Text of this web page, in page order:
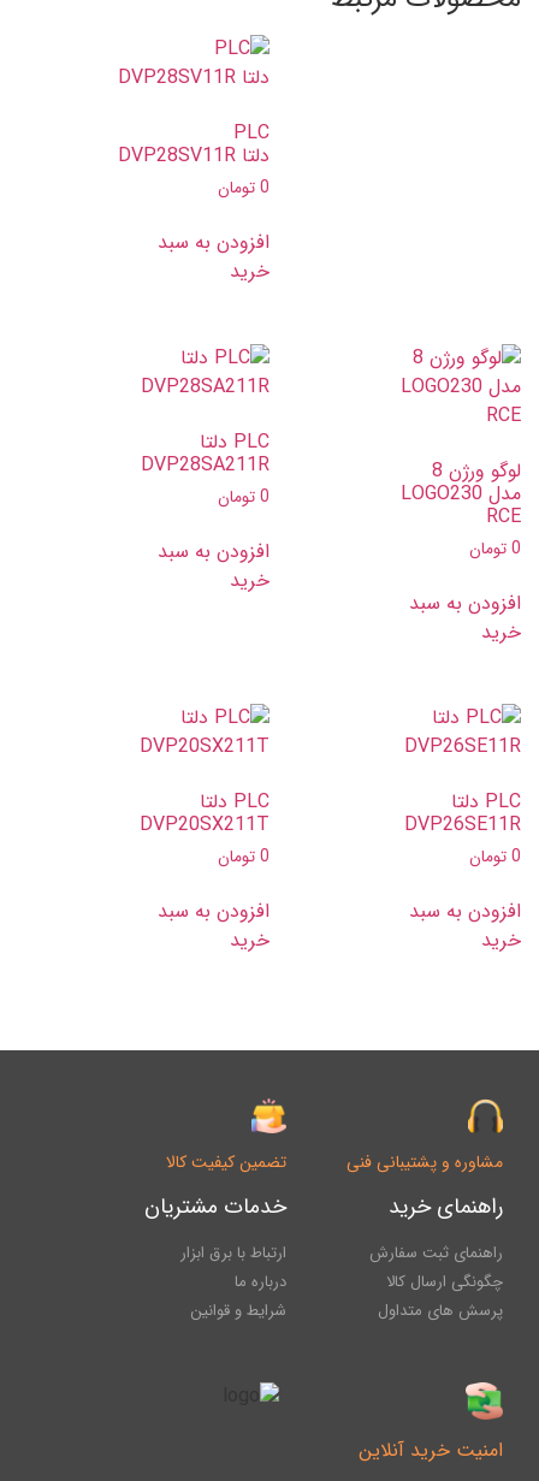
PLC
دلتا DVP28SV11R
0تومان
افزودن به سبد
خرید
لوگو ورژن 8
مدل LOGO230
RCE
0تومان
افزودن به سبد
خرید
PLC دلتا
DVP28SA211R
0تومان
افزودن به سبد
خرید
PLC دلتا
DVP26SE11R
0تومان
افزودن به سبد
خرید
PLC دلتا
DVP20SX211T
0تومان
افزودن به سبد
خرید
مشاوره و پشتیبانی فنی
راهنمای خرید
راهنمای ثبت سفارش
چگونگی ارسال کالا
پرسش های متداول
تضمین کیفیت کالا
خدمات مشتریان
ارتباط با برق ابزار
درباره ما
شرایط و قوانین
امنیت خرید آنلاین